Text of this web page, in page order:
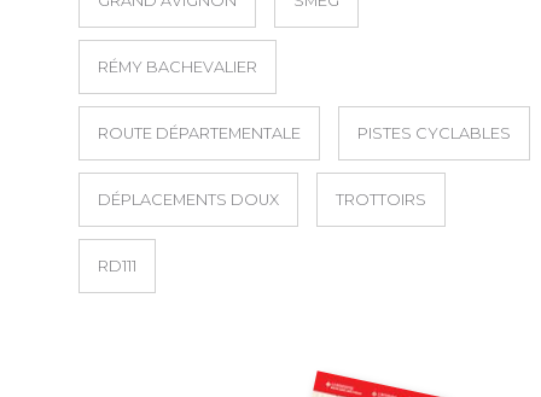
RÉMY BACHEVALIER
ROUTE DÉPARTEMENTALE PISTES CYCLABLES
DÉPLACEMENTS DOUX TROTTOIRS
RD111